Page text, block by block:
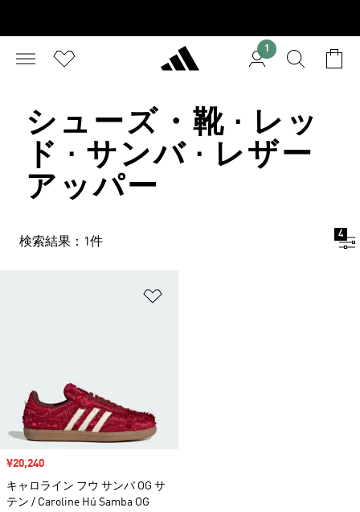
1
シューズ・靴 · レッ
ド · サンバ · レザー
アッパー
検索結果：1件
4
セール価格
¥20,240
キャロライン フウ サンバ OG サ
テン / Caroline Hú Samba OG